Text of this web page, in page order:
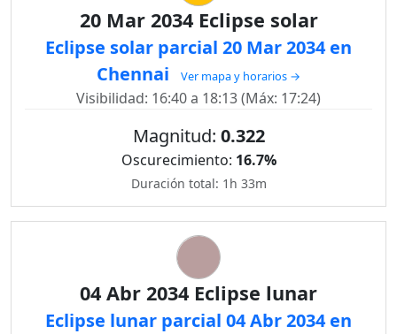
20 Mar 2034 Eclipse solar
Eclipse solar parcial 20 Mar 2034 en
Chennai
Ver mapa y horarios →
Visibilidad: 16:40 a 18:13 (Máx: 17:24)
Magnitud: 0.322
Oscurecimiento: 16.7%
Duración total: 1h 33m
04 Abr 2034 Eclipse lunar
Eclipse lunar parcial 04 Abr 2034 en